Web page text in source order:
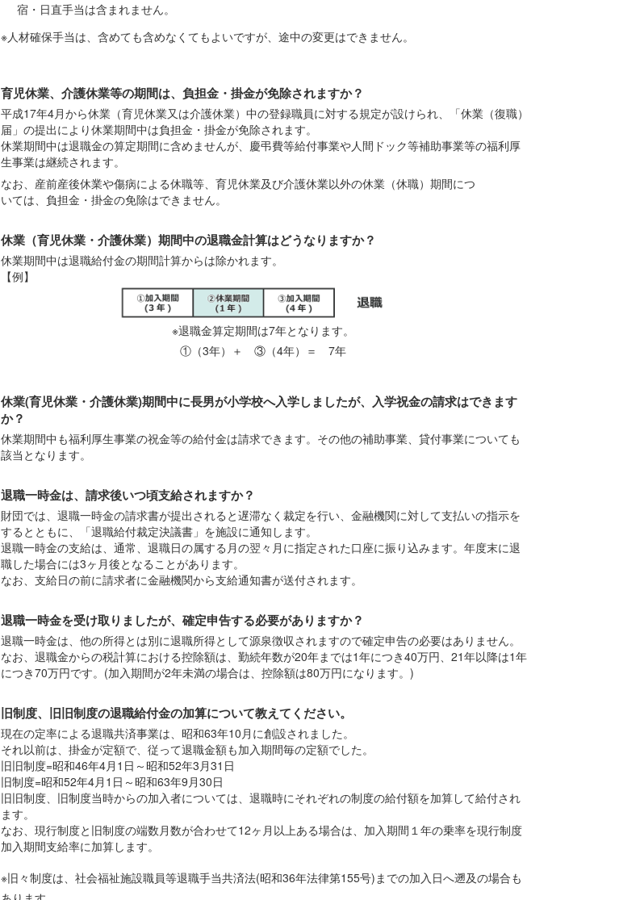
宿・日直手当は含まれません。
※人材確保手当は、含めても含めなくてもよいですが、途中の変更はできません。
育児休業、介護休業等の期間は、負担金・掛金が免除されますか？
平成17年4月から休業（育児休業又は介護休業）中の登録職員に対する規定が設けられ、「休業（復職）
届」の提出により休業期間中は負担金・掛金が免除されます。
休業期間中は退職金の算定期間に含めませんが、慶弔費等給付事業や人間ドック等補助事業等の福利厚
生事業は継続されます。
なお、産前産後休業や傷病による休職等、育児休業及び介護休業以外の休業（休職）期間につ
いては、負担金・掛金の免除はできません。
休業（育児休業・介護休業）期間中の退職金計算はどうなりますか？
休業期間中は退職給付金の期間計算からは除かれます。
【例】
※退職金算定期間は7年となります。
①（3年）＋ ③（4年）＝ 7年
休業(育児休業・介護休業)期間中に長男が小学校へ入学しましたが、入学祝金の請求はできます
か？
休業期間中も福利厚生事業の祝金等の給付金は請求できます。その他の補助事業、貸付事業についても
該当となります。
退職一時金は、請求後いつ頃支給されますか？
財団では、退職一時金の請求書が提出されると遅滞なく裁定を行い、金融機関に対して支払いの指示を
するとともに、「退職給付裁定決議書」を施設に通知します。
退職一時金の支給は、通常、退職日の属する月の翌々月に指定された口座に振り込みます。年度末に退
職した場合には3ヶ月後となることがあります。
なお、支給日の前に請求者に金融機関から支給通知書が送付されます。
退職一時金を受け取りましたが、確定申告する必要がありますか？
退職一時金は、他の所得とは別に退職所得として源泉徴収されますので確定申告の必要はありません。
なお、退職金からの税計算における控除額は、勤続年数が20年までは1年につき40万円、21年以降は1年
につき70万円です。(加入期間が2年未満の場合は、控除額は80万円になります。)
旧制度、旧旧制度の退職給付金の加算について教えてください。
現在の定率による退職共済事業は、昭和63年10月に創設されました。
それ以前は、掛金が定額で、従って退職金額も加入期間毎の定額でした。
旧旧制度=昭和46年4月1日～昭和52年3月31日
旧制度=昭和52年4月1日～昭和63年9月30日
旧旧制度、旧制度当時からの加入者については、退職時にそれぞれの制度の給付額を加算して給付され
ます。
なお、現行制度と旧制度の端数月数が合わせて12ヶ月以上ある場合は、加入期間１年の乗率を現行制度
加入期間支給率に加算します。
※旧々制度は、社会福祉施設職員等退職手当共済法(昭和36年法律第155号)までの加入日へ遡及の場合も